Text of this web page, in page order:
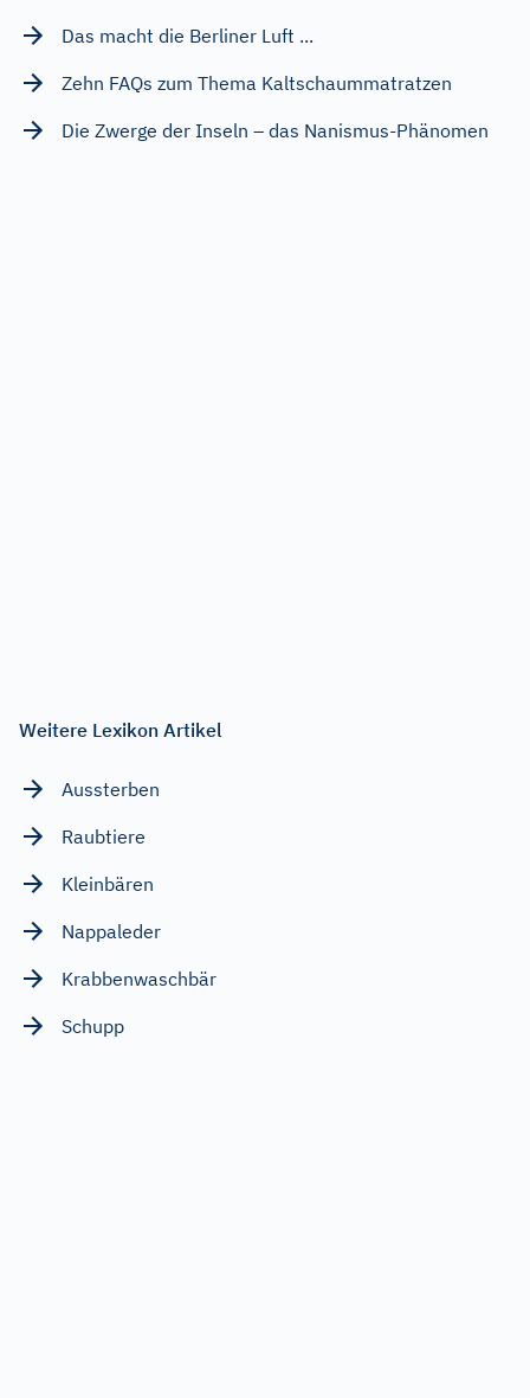
Das macht die Berliner Luft ...
Zehn FAQs zum Thema Kaltschaummatratzen
Die Zwerge der Inseln – das Nanismus-Phänomen
Weitere Lexikon Artikel
Aussterben
Raubtiere
Kleinbären
Nappaleder
Krabbenwaschbär
Schupp